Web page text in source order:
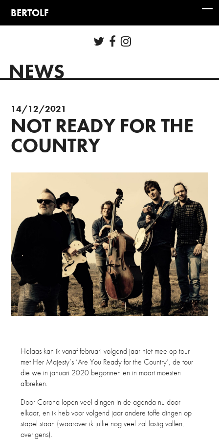
NEWS
14/12/2021
NOT READY FOR THE
COUNTRY
Helaas kan ik vanaf februari volgend jaar niet mee op tour
met Her Majesty’s ‘Are You Ready for the Country’, de tour
die we in januari 2020 begonnen en in maart moesten
afbreken.
Door Corona lopen veel dingen in de agenda nu door
elkaar, en ik heb voor volgend jaar andere toffe dingen op
stapel staan (waarover ik jullie nog veel zal lastig vallen,
overigens).